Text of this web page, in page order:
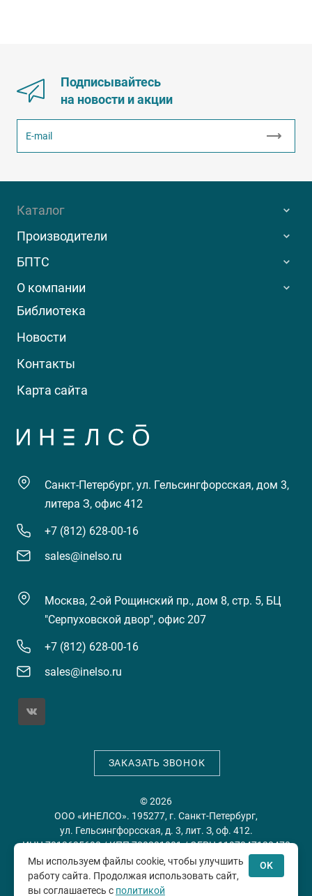
Подписывайтесь
на новости и акции
Каталог
Производители
БПТС
О компании
Библиотека
Новости
Контакты
Карта сайта
Санкт-Петербург, ул. Гельсингфорсская, дом 3,
литера З, офис 412
+7 (812) 628-00-16
sales@inelso.ru
Москва, 2-ой Рощинский пр., дом 8, стр. 5, БЦ
"Серпуховской двор", офис 207
+7 (812) 628-00-16
sales@inelso.ru
ЗАКАЗАТЬ ЗВОНОК
© 2026
ООО «ИНЕЛСО». 195277, г. Санкт-Петербург,
ул. Гельсингфорсская, д. 3, лит. З, оф. 412.
ИНН 7813635698 / КПП 780201001 / ОГРН 1197847128478
Политика конфиденциальности
Мы используем файлы cookie, чтобы улучшить
работу сайта. Продолжая использовать сайт,
вы соглашаетесь с политикой
OK